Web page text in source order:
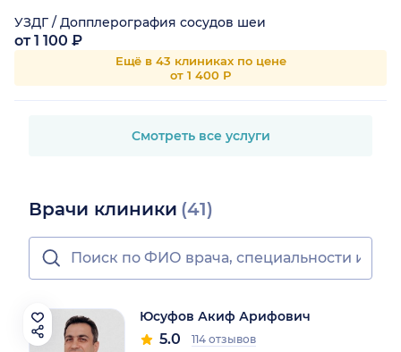
УЗДГ / Допплерография сосудов шеи
от 1 100 ₽
Ещё в 43 клиниках по цене
от 1 400 Р
Смотреть все услуги
Врачи клиники (41)
Юсуфов Акиф Арифович
5.0
114 отзывов